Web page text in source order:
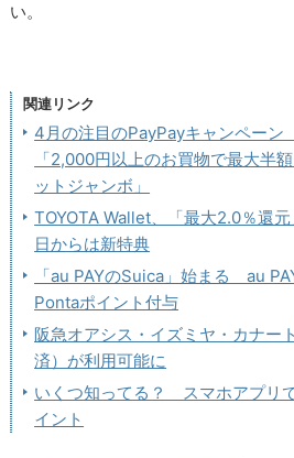
い。
関連リンク
4月の注目のPayPayキャンペー
「2,000円以上のお買物で最大半
ットジャンボ」
TOYOTA Wallet、「最大2.0％還
日からは新特典
「au PAYのSuica」始まる au
Pontaポイント付与
阪急オアシス・イズミヤ・カナー
済）が利用可能に
いくつ知ってる？ スマホアプリ
イント